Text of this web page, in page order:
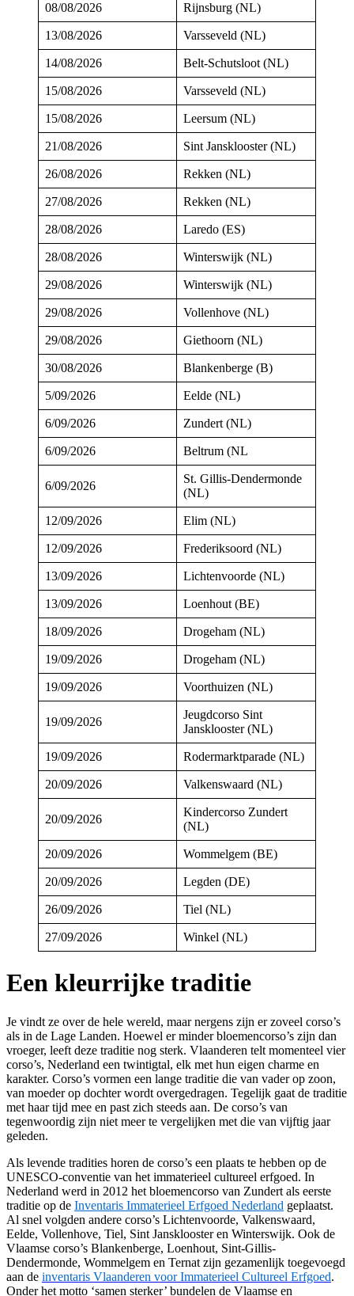
08/08/2026 Rijnsburg (NL)
13/08/2026 Varsseveld (NL)
14/08/2026 Belt-Schutsloot (NL)
15/08/2026 Varsseveld (NL)
15/08/2026 Leersum (NL)
21/08/2026 Sint Jansklooster (NL)
26/08/2026 Rekken (NL)
27/08/2026 Rekken (NL)
28/08/2026 Laredo (ES)
28/08/2026 Winterswijk (NL)
29/08/2026 Winterswijk (NL)
29/08/2026 Vollenhove (NL)
29/08/2026 Giethoorn (NL)
30/08/2026 Blankenberge (B)
5/09/2026 Eelde (NL)
6/09/2026 Zundert (NL)
6/09/2026 Beltrum (NL
6/09/2026
St. Gillis-Dendermonde
(NL)
12/09/2026 Elim (NL)
12/09/2026 Frederiksoord (NL)
13/09/2026 Lichtenvoorde (NL)
13/09/2026 Loenhout (BE)
18/09/2026 Drogeham (NL)
19/09/2026 Drogeham (NL)
19/09/2026 Voorthuizen (NL)
19/09/2026
Jeugdcorso Sint
Jansklooster (NL)
19/09/2026 Rodermarktparade (NL)
20/09/2026 Valkenswaard (NL)
20/09/2026
Kindercorso Zundert
(NL)
20/09/2026 Wommelgem (BE)
20/09/2026 Legden (DE)
26/09/2026 Tiel (NL)
27/09/2026 Winkel (NL)
Een kleurrijke traditie
Je vindt ze over de hele wereld, maar nergens zijn er zoveel corso’s
als in de Lage Landen. Hoewel er minder bloemencorso’s zijn dan
vroeger, leeft deze traditie nog sterk. Vlaanderen telt momenteel vier
corso’s, Nederland een twintigtal, elk met hun eigen charme en
karakter. Corso’s vormen een lange traditie die van vader op zoon,
van moeder op dochter wordt overgedragen. Tegelijk gaat de traditie
met haar tijd mee en past zich steeds aan. De corso’s van
tegenwoordig zijn niet meer te vergelijken met die van vijftig jaar
geleden.
Als levende tradities horen de corso’s een plaats te hebben op de
UNESCO-conventie van het immaterieel cultureel erfgoed. In
Nederland werd in 2012 het bloemencorso van Zundert als eerste
traditie op de Inventaris Immaterieel Erfgoed Nederland geplaatst.
Al snel volgden andere corso’s Lichtenvoorde, Valkenswaard,
Eelde, Vollenhove, Tiel, Sint Jansklooster en Winterswijk. Ook de
Vlaamse corso’s Blankenberge, Loenhout, Sint-Gillis-
Dendermonde, Wommelgem en Ternat zijn gezamenlijk toegevoegd
aan de inventaris Vlaanderen voor Immaterieel Cultureel Erfgoed.
Onder het motto ‘samen sterker’ bundelen de Vlaamse en